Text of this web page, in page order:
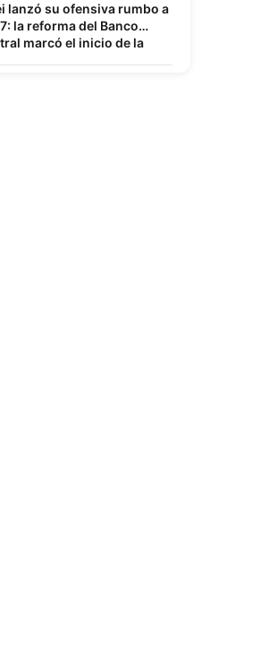
lanzó su ofensiva rumbo a
la reforma del Banco
marcó el inicio de la